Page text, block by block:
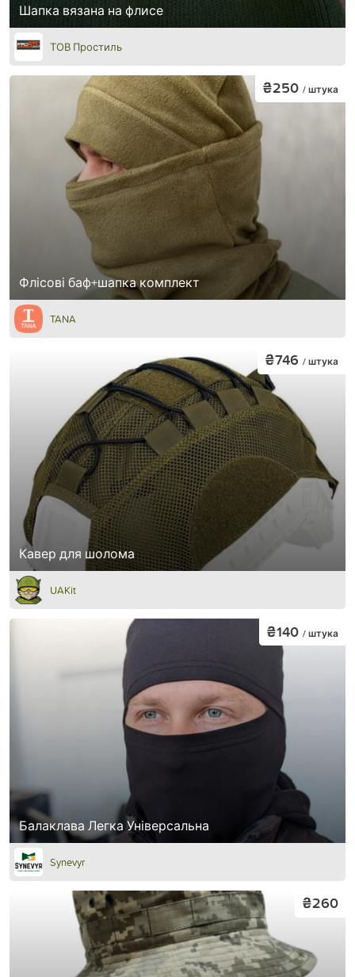
Шапка вязана на флисе
ТОВ Простиль
Флісові баф+шапка комплект
₴250 / штука
TANA
Кавер для шолома
₴746 / штука
UAKit
Балаклава Легка Універсальна
₴140 / штука
Synevyr
₴260